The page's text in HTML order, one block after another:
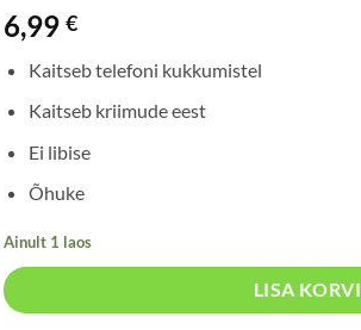
6,99 €
Kaitseb telefoni kukkumistel
Kaitseb kriimude eest
Ei libise
Õhuke
Ainult 1 laos
LISA KORVI